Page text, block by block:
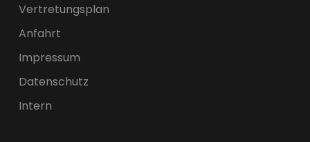
Vertretungsplan
Anfahrt
Impressum
Datenschutz
Intern